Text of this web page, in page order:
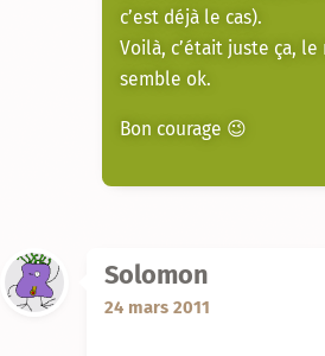
c’est déjà le cas).
Voilà, c’était juste ça,
semble ok.
Bon courage 😉
Solomon
24 mars 2011